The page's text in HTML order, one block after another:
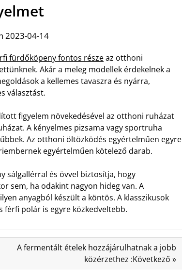
2023-04-14
fürdőköpeny fontos részeaz otthoni
Akár a meleg modellek érdekelnek a
a kellemes tavaszra és nyárra,
választást.
figyelem növekedésével az otthoni ruházat
A kényelmes pizsama vagy sportruha
Az otthoni öltözködés egyértelműen egyre
egyértelműen kötelező darab.
sálgallérral és övvel biztosítja, hogy
sem, ha odakint nagyon hideg van. A
anyagból készült a köntös. A klasszikusok
polár is egyre közkedveltebb.
A fermentált ételek hozzájárulhatnak a jobb
közérzethez :Következő »